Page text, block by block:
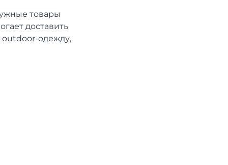
товары
доставить
outdoor-одежду,